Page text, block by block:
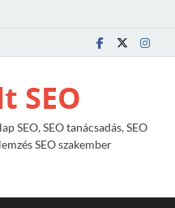
SEO
SEO, SEO tanácsadás, SEO
SEO szakember